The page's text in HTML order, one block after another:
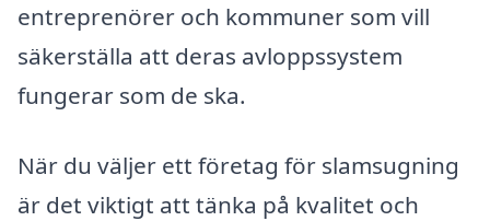
entreprenörer och kommuner som vill
säkerställa att deras avloppssystem
fungerar som de ska.
När du väljer ett företag för slamsugning
är det viktigt att tänka på kvalitet och